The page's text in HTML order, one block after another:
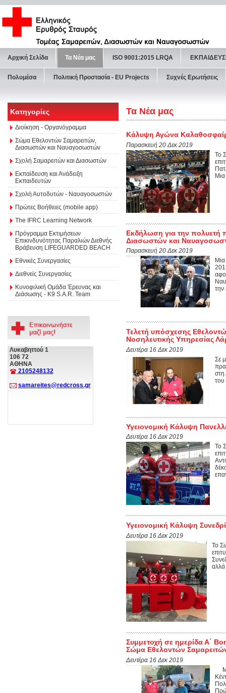
Αρχική Σελίδα Τα Νέα μας ISO 9001:2015 LRQA
Πολυμέσα Πολιτική Προστασία - ΕU Projects Συχνές Ερωτήσεις
Κατηγορίες
Διοίκηση - Οργανόγραμμα
Σώμα Εθελοντών Σαμαρειτών,
Διασωστών και Ναυαγοσωστών
Σχολή Σαμαρειτών και Διασωστών
Εκπαίδευση και Ανάδειξη
Εκπαιδευτών
Σχολή Αυτοδυτών - Ναυαγοσωστών
Πρώτες Βοήθειες (mobile app)
The IFRC Learning Network
Πρόγραμμα Εκτιμήσεων
Επικινδυνότητας Παραλιών Διεθνής
Βράβευση LIFEGUARDED BEACH
Εθνικές Συνεργασίες
Διεθνείς Συνεργασίες
Κυνοφιλική Ομάδα Έρευνας και
Διάσωσης - Κ9 S.A.R. Team
Λυκαβηττού 1
106 72
ΑΘΗΝΑ
2105248132
samareites@redcross.gr
Τα Νέα μας
Κάλυψη Αγώνα
Παρασκευή 20 Δεκ 2019
Το
Μια
Εκδήλωση για την
Διασωστών και
Παρασκευή 20 Δεκ 2019
την
Τελετή υπόσχεσης
Νοσηλευτικής Υπηρεσίας
Δευτέρα 16 Δεκ 2019
Σε
στη
του
Υγειονομική Κάλυψη
Δευτέρα 16 Δεκ 2019
Το
Υγειονομική Κάλυψη
Δευτέρα 16 Δεκ 2019
Το
Συμμετοχή σε ημερίδα Α΄
Σώμα Εθελοντών
Δευτέρα 16 Δεκ 2019
Με